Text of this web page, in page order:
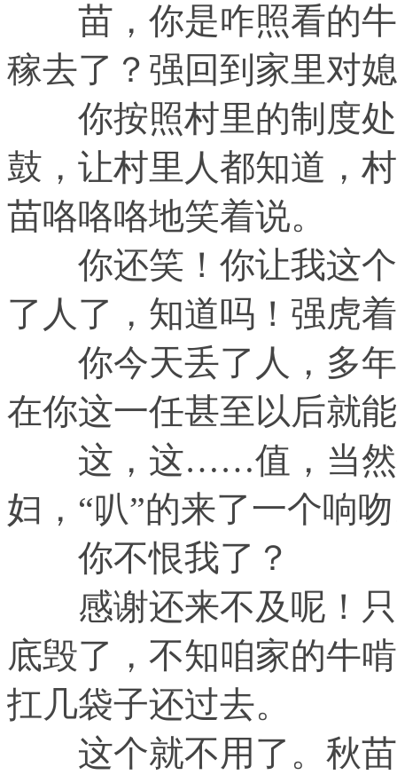
苗，你是咋照看的牛
稼去了？强回到家里对
你按照村里的制度处
鼓，让村里人都知道，
苗咯咯咯地笑着说。
你还笑！你让我这个
了人了，知道吗！强虎
你今天丢了人，多年
在你这一任甚至以后就
这，这……值，当然
妇，“叭”的来了一个响
你不恨我了？
感谢还来不及呢！只
底毁了，不知咱家的牛
扛几袋子还过去。
这个就不用了。秋苗